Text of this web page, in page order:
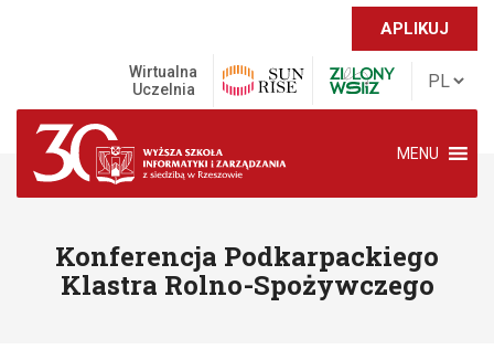
APLIKUJ
Wirtualna
Uczelnia
MENU
Konferencja Podkarpackiego
Klastra Rolno-Spożywczego